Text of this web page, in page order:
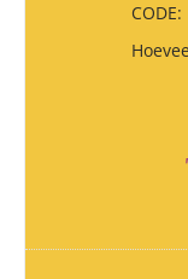
CODE: